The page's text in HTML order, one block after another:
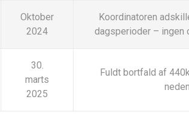
Oktober
2024
Koordinatoren
dagsperioder –
30.
marts
2025
Fuldt bortfald af